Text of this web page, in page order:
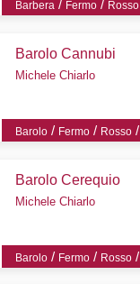
Barbera / Fermo / Rosso
Barolo Cannubi
Michele Chiarlo
Barolo / Fermo / Rosso /
Barolo Cerequio
Michele Chiarlo
Barolo / Fermo / Rosso /